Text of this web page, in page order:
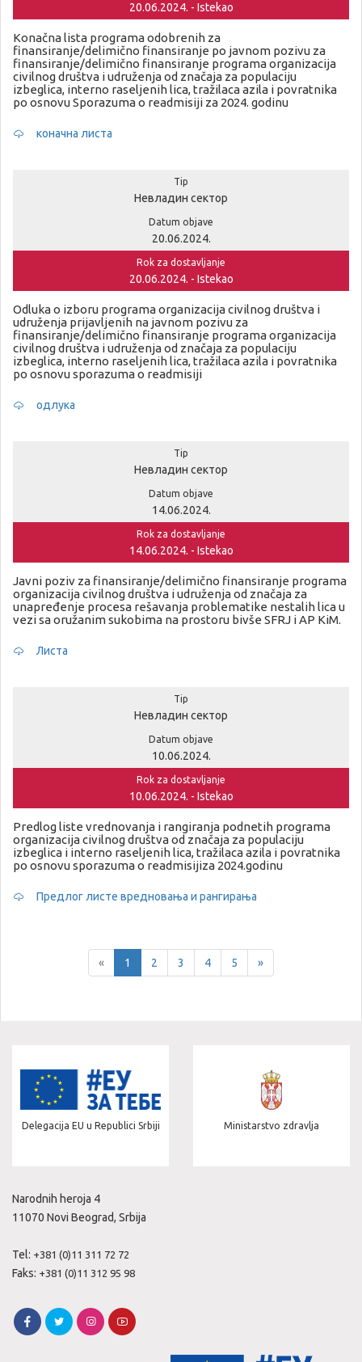
20.06.2024. - Istekao
Konačna lista programa odobrenih za
finansiranje/delimično finansiranje po javnom pozivu za
finansiranje/delimično finansiranje programa organizacija
civilnog društva i udruženja od značaja za populaciju
izbeglica, interno raseljenih lica, tražilaca azila i povratnika
po osnovu Sporazuma o readmisiji za 2024. godinu
коначна листа
Tip
Невладин сектор
Datum objave
20.06.2024.
Rok za dostavljanje
20.06.2024. - Istekao
Odluka o izboru programa organizacija civilnog društva i
udruženja prijavljenih na javnom pozivu za
finansiranje/delimično finansiranje programa organizacija
civilnog društva i udruženja od značaja za populaciju
izbeglica, interno raseljenih lica, tražilaca azila i povratnika
po osnovu sporazuma o readmisiji
одлука
Tip
Невладин сектор
Datum objave
14.06.2024.
Rok za dostavljanje
14.06.2024. - Istekao
Javni poziv za finansiranje/delimično finansiranje programa
organizacija civilnog društva i udruženja od značaja za
unapređenje procesa rešavanja problematike nestalih lica u
vezi sa oružanim sukobima na prostoru bivše SFRJ i AP KiM.
Листа
Tip
Невладин сектор
Datum objave
10.06.2024.
Rok za dostavljanje
10.06.2024. - Istekao
Predlog liste vrednovanja i rangiranja podnetih programa
organizacija civilnog društva od značaja za populaciju
izbeglica i interno raseljenih lica, tražilaca azila i povratnika
po osnovu sporazuma o readmisijiza 2024.godinu
Предлог листе вредновања и рангирања
« Previous
1 2 3 4 5 »Next
Delegacija EU u Republici Srbiji Ministarstvo zdravlja
Narodnih heroja 4
11070 Novi Beograd, Srbija
Tel: +381 (0)11 311 72 72
Faks: +381 (0)11 312 95 98